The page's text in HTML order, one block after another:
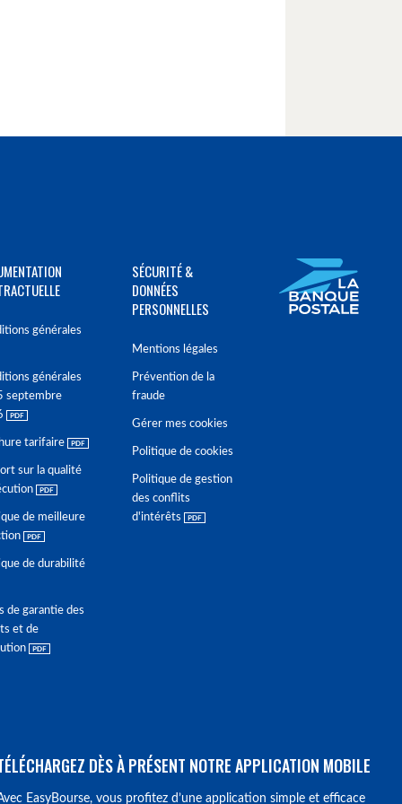
générales
générales
septembre
tarifaire
sur la qualité
de meilleure
de durabilité
de garantie des
et de
SÉCURITÉ &
DONNÉES
PERSONNELLES
Mentions légales
Prévention de la
fraude
Gérer mes cookies
Politique de cookies
Politique de gestion
des conflits
d'intérêts
DÈS À PRÉSENT NOTRE APPLICATION MOBILE
EasyBourse, vous profitez d’une application simple et efficace